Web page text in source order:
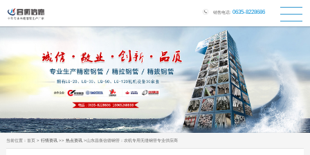
销售电话: 0635-8228686
当前位置： 首页> 行情资讯 >> 热点资讯 >山东昌衡信德钢管：农机专用无缝钢管专业供应商